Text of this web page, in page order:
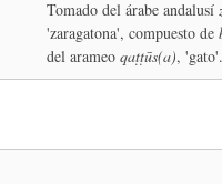
Tomado del árabe andalusí
'zaragatona', compuesto de
del arameoqaṭṭūs(a), 'gato'.